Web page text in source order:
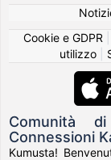
Cookie e GDPR
utilizzo|
Comunità
Connessioni
Kumusta!